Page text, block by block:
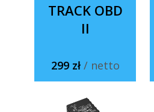
TRACK OBD
II
299 zł / netto